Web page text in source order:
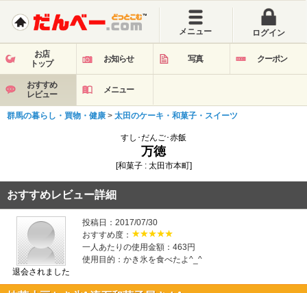
メニュー ログイン
お店
トップ
お知らせ 写真 クーポン
おすすめ
レビュー
メニュー
群馬の暮らし・買物・健康 > 太田のケーキ・和菓子・スイーツ
すし･だんご･赤飯
万徳
[和菓子 : 太田市本町]
おすすめレビュー詳細
退会されました
投稿日：2017/07/30
おすすめ度：
一人あたりの使用金額：463円
使用目的：かき氷を食べたよ^_^